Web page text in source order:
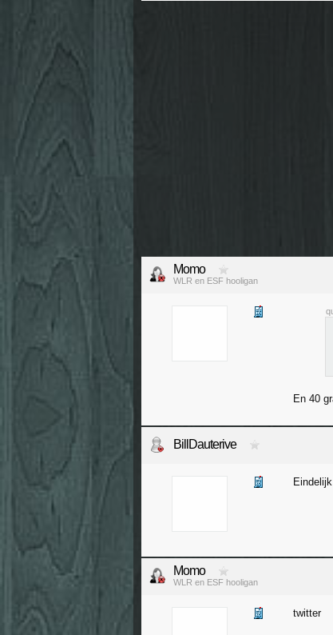
Momo
WLR en ESF hooligan
En 40
BillDauterive
Momo
WLR en ESF hooligan
twitter